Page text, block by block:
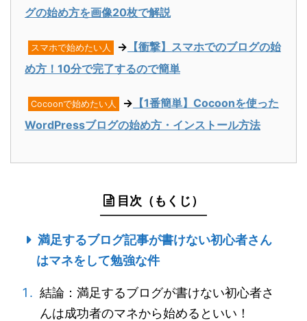
グの始め方を画像20枚で解説
スマホで始めたい人 → 【衝撃】スマホでのブログの始
め方！10分で完了するので簡単
Cocoonで始めたい人 → 【1番簡単】Cocoonを使った
WordPressブログの始め方・インストール方法
目次（もくじ）
満足するブログ記事が書けない初心者さん
はマネをして勉強な件
結論：満足するブログが書けない初心者さ
んは成功者のマネから始めるといい！